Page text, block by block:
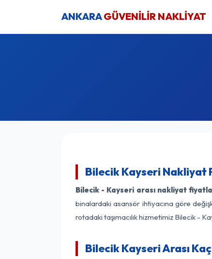
ANKARAGÜVENİLİR NAKLİYAT
Bilecik Kayseri Nakliyat
Bilecik - Kayseri arası nakliyat
binalardaki asansör ihtiyacına göre
rotadaki taşımacılık hizmetimiz Bilecik -
Bilecik Kayseri Arası